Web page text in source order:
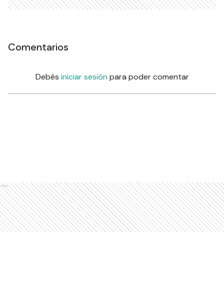
Comentarios
Debés iniciar sesión para poder comentar
Ads